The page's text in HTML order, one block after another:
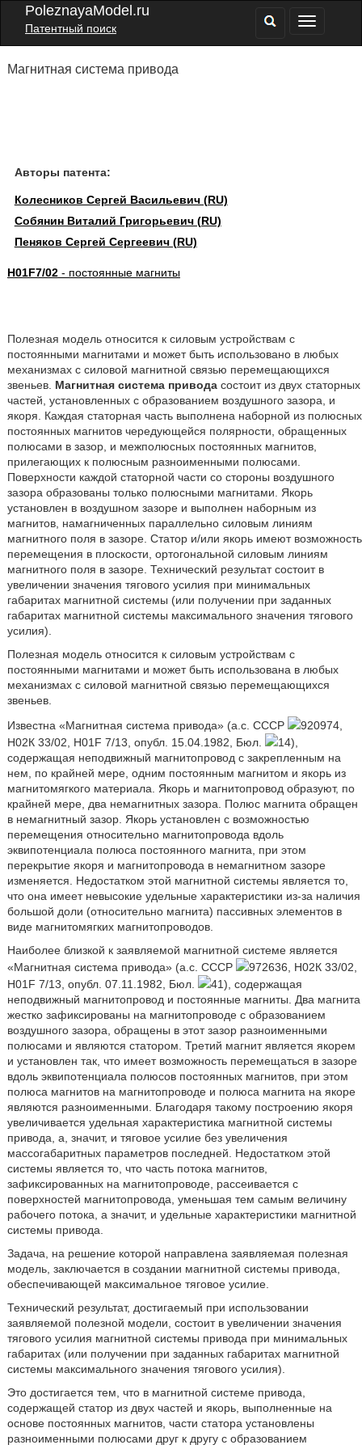
PoleznayaModel.ru
Патентный поиск
Магнитная система привода
Авторы патента:
Колесников Сергей Васильевич (RU)
Собянин Виталий Григорьевич (RU)
Пеняков Сергей Сергеевич (RU)
H01F7/02- постоянные магниты
Полезная модель относится к силовым устройствам с
постоянными магнитами и может быть использовано в любых
механизмах с силовой магнитной связью перемещающихся
звеньев. Магнитная система приводасостоит из двух статорных
частей, установленных с образованием воздушного зазора, и
якоря. Каждая статорная часть выполнена наборной из полюсных
постоянных магнитов чередующейся полярности, обращенных
полюсами в зазор, и межполюсных постоянных магнитов,
прилегающих к полюсным разноименными полюсами.
Поверхности каждой статорной части со стороны воздушного
зазора образованы только полюсными магнитами. Якорь
установлен в воздушном зазоре и выполнен наборным из
магнитов, намагниченных параллельно силовым линиям
магнитного поля в зазоре. Статор и/или якорь имеют возможность
перемещения в плоскости, ортогональной силовым линиям
магнитного поля в зазоре. Технический результат состоит в
увеличении значения тягового усилия при минимальных
габаритах магнитной системы (или получении при заданных
габаритах магнитной системы максимального значения тягового
усилия).
Полезная модель относится к силовым устройствам с
постоянными магнитами и может быть использована в любых
механизмах с силовой магнитной связью перемещающихся
звеньев.
Известна «Магнитная система привода» (а.с. СССР
920974,
Н02К 33/02, H01F 7/13, опубл. 15.04.1982, Бюл.
14),
содержащая неподвижный магнитопровод с закрепленным на
нем, по крайней мере, одним постоянным магнитом и якорь из
магнитомягкого материала. Якорь и магнитопровод образуют, по
крайней мере, два немагнитных зазора. Полюс магнита обращен
в немагнитный зазор. Якорь установлен с возможностью
перемещения относительно магнитопровода вдоль
эквипотенциала полюса постоянного магнита, при этом
перекрытие якоря и магнитопровода в немагнитном зазоре
изменяется. Недостатком этой магнитной системы является то,
что она имеет невысокие удельные характеристики из-за наличия
большой доли (относительно магнита) пассивных элементов в
виде магнитомягких магнитопроводов.
Наиболее близкой к заявляемой магнитной системе является
«Магнитная система привода» (а.с. СССР
972636, Н02К 33/02,
H01F 7/13, опубл. 07.11.1982, Бюл.
41), содержащая
неподвижный магнитопровод и постоянные магниты. Два магнита
жестко зафиксированы на магнитопроводе с образованием
воздушного зазора, обращены в этот зазор разноименными
полюсами и являются статором. Третий магнит является якорем
и установлен так, что имеет возможность перемещаться в зазоре
вдоль эквипотенциала полюсов постоянных магнитов, при этом
полюса магнитов на магнитопроводе и полюса магнита на якоре
являются разноименными. Благодаря такому построению якоря
увеличивается удельная характеристика магнитной системы
привода, а, значит, и тяговое усилие без увеличения
массогабаритных параметров последней. Недостатком этой
системы является то, что часть потока магнитов,
зафиксированных на магнитопроводе, рассеивается с
поверхностей магнитопровода, уменьшая тем самым величину
рабочего потока, а значит, и удельные характеристики магнитной
системы привода.
Задача, на решение которой направлена заявляемая полезная
модель, заключается в создании магнитной системы привода,
обеспечивающей максимальное тяговое усилие.
Технический результат, достигаемый при использовании
заявляемой полезной модели, состоит в увеличении значения
тягового усилия магнитной системы привода при минимальных
габаритах (или получении при заданных габаритах магнитной
системы максимального значения тягового усилия).
Это достигается тем, что в магнитной системе привода,
содержащей статор из двух частей и якорь, выполненные на
основе постоянных магнитов, части статора установлены
разноименными полюсами друг к другу с образованием